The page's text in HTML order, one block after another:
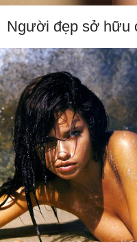
Người đẹp sở hữu